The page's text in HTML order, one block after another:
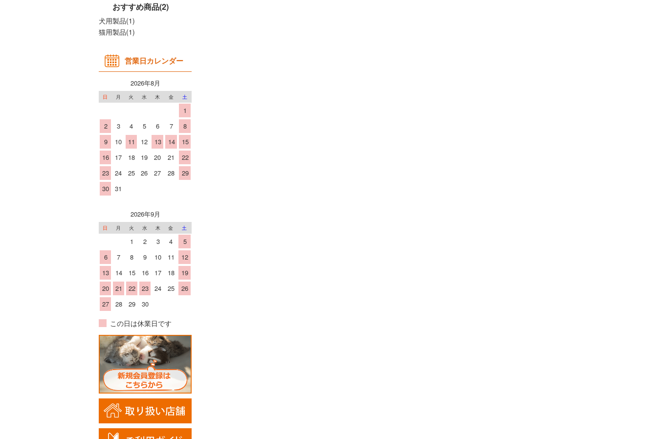
おすすめ商品(2)
犬用製品(1)
猫用製品(1)
営業日カレンダー
2026年8月
日 月 火 水 木 金 土
1
2
3 4 5 6 7
8
9
10 11 12 13 14
15
16
17 18 19 20 21
22
23
24 25 26 27 28
29
30
31
2026年9月
日 月 火 水 木 金 土
1 2 3 4
5
6
7 8 9 10 11
12
13
14 15 16 17 18
19
20
21 22 23 24 25
26
27
28 29 30
この日は休業日です